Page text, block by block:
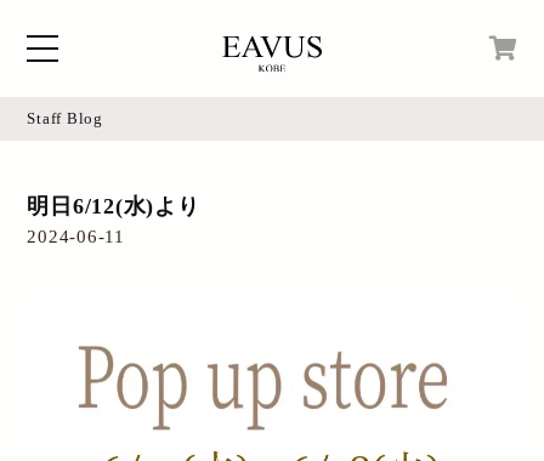
Blog
Instagram
Staff Blog
明日6/12(水)より
2024-06-11